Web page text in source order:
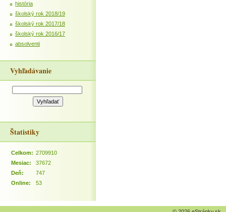
história
školský rok 2018/19
školský rok 2017/18
školský rok 2016/17
absolventi
Vyhľadávanie
Štatistiky
Online: 53
Celkom: 2709910
Mesiac:
37672
Deň:
747